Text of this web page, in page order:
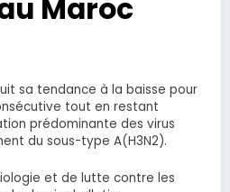
Maroc
sa tendance à la baisse pour
tout en restant
prédominante des virus
du sous-type A(H3N2).
et de lutte contre les